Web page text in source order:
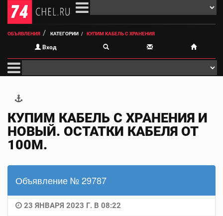
ОБЪЯВЛЕНИЯ КАТЕГОРИИ КУПИМ КАБЕЛЬ С ХРАНЕНИЯ
Вход
КУПИМ КАБЕЛЬ С ХРАНЕНИЯ И
НОВЫЙ. ОСТАТКИ КАБЕЛЯ ОТ
100М.
Объявление № 29787
23 ЯНВАРЯ 2023 Г. В 08:22